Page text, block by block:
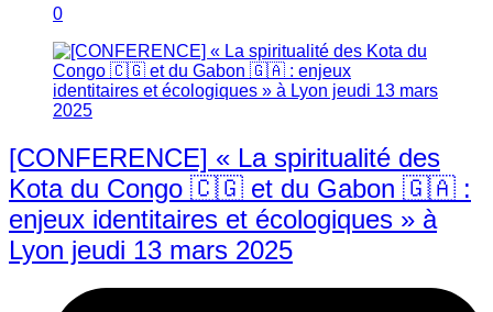
0
[CONFERENCE] « La spiritualité des
Kota du Congo 🇨🇬 et du Gabon 🇬🇦 :
enjeux identitaires et écologiques » à
Lyon jeudi 13 mars 2025